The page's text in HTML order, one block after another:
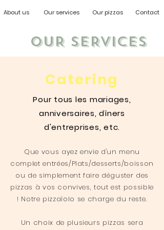
About us Our services Our pizzas Contact
OUR SERVICES
Catering
Pour tous les mariages,
anniversaires, dîners
d'entreprises, etc.
Que vous ayez envie d'un menu
complet entrées/Plats/desserts/boisson
ou de simplement faire déguster des
pizzas à vos convives, tout est possible
! Notre pizzaïolo se charge du reste.
Un choix de plusieurs pizzas sera